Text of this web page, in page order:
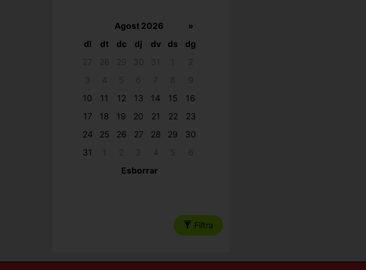
Agost 2026
»
dl
dt dc dj dv ds
dg
10
11 12 13 14 15
16
17
18 19 20 21 22
23
24
25 26 27 28 29
30
31
Esborrar
Filtra